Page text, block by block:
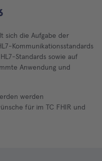
sich die Aufgabe der
Kommunikationsstandards
Standards sowie auf
Anwendung und
werden
für im TC FHIR und